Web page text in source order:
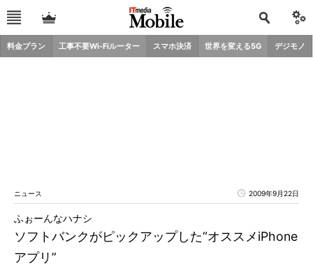
料金プラン 工事不要Wi-Fiルーター スマホ決済 世界を変える5G デジモノ
ニュース 2009年9月22日
ソフトバンクがピックアップした“オススメiPhone
アプリ”
ふぉーんなハナシ